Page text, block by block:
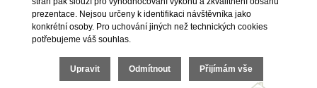
prezentace. Nejsou určeny k identifikaci návštěvníka jako
konkrétní osoby. Pro uchování jiných než technických cookies
potřebujeme váš souhlas.
Upravit Odmítnout Přijímám vše